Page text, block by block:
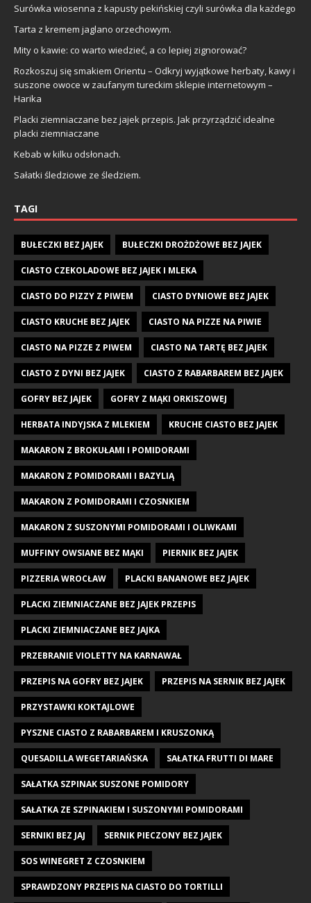
Surówka wiosenna z kapusty pekińskiej czyli surówka dla każdego
Tarta z kremem jaglano orzechowym.
Mity o kawie: co warto wiedzieć, a co lepiej zignorować?
Rozkoszuj się smakiem Orientu – Odkryj wyjątkowe herbaty, kawy i
suszone owoce w zaufanym tureckim sklepie internetowym –
Harika
Placki ziemniaczane bez jajek przepis. Jak przyrządzić idealne
placki ziemniaczane
Kebab w kilku odsłonach.
Sałatki śledziowe ze śledziem.
TAGI
BUŁECZKI BEZ JAJEK BUŁECZKI DROŻDŻOWE BEZ JAJEK
CIASTO CZEKOLADOWE BEZ JAJEK I MLEKA
CIASTO DO PIZZY Z PIWEM CIASTO DYNIOWE BEZ JAJEK
CIASTO KRUCHE BEZ JAJEK CIASTO NA PIZZE NA PIWIE
CIASTO NA PIZZE Z PIWEM CIASTO NA TARTĘ BEZ JAJEK
CIASTO Z DYNI BEZ JAJEK CIASTO Z RABARBAREM BEZ JAJEK
GOFRY BEZ JAJEK GOFRY Z MĄKI ORKISZOWEJ
HERBATA INDYJSKA Z MLEKIEM KRUCHE CIASTO BEZ JAJEK
MAKARON Z BROKUŁAMI I POMIDORAMI
MAKARON Z POMIDORAMI I BAZYLIĄ
MAKARON Z POMIDORAMI I CZOSNKIEM
MAKARON Z SUSZONYMI POMIDORAMI I OLIWKAMI
MUFFINY OWSIANE BEZ MĄKI PIERNIK BEZ JAJEK
PIZZERIA WROCŁAW PLACKI BANANOWE BEZ JAJEK
PLACKI ZIEMNIACZANE BEZ JAJEK PRZEPIS
PLACKI ZIEMNIACZANE BEZ JAJKA
PRZEBRANIE VIOLETTY NA KARNAWAŁ
PRZEPIS NA GOFRY BEZ JAJEK PRZEPIS NA SERNIK BEZ JAJEK
PRZYSTAWKI KOKTAJLOWE
PYSZNE CIASTO Z RABARBAREM I KRUSZONKĄ
QUESADILLA WEGETARIAŃSKA SAŁATKA FRUTTI DI MARE
SAŁATKA SZPINAK SUSZONE POMIDORY
SAŁATKA ZE SZPINAKIEM I SUSZONYMI POMIDORAMI
SERNIKI BEZ JAJ SERNIK PIECZONY BEZ JAJEK
SOS WINEGRET Z CZOSNKIEM
SPRAWDZONY PRZEPIS NA CIASTO DO TORTILLI